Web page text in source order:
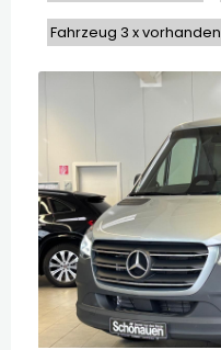
Fahrzeug 3 x vorhanden